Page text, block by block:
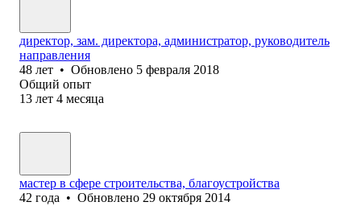
директор, зам. директора, администратор, руководитель
направления
48 лет • Обновлено 5 февраля 2018
Общий опыт
13 лет 4 месяца
мастер в сфере строительства, благоустройства
42 года • Обновлено 29 октября 2014